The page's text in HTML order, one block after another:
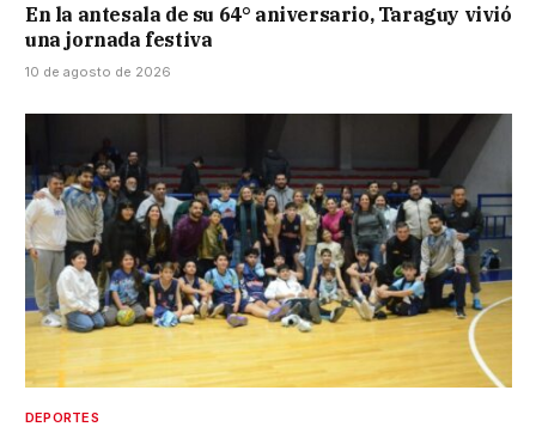
En la antesala de su 64° aniversario, Taraguy vivió
una jornada festiva
10 de agosto de 2026
DEPORTES